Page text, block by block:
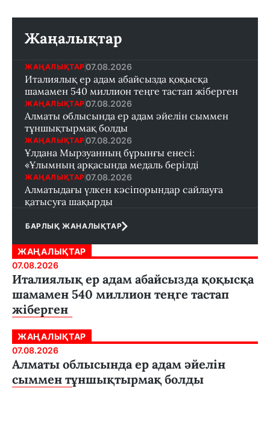
Жаңалықтар
ЖАҢАЛЫҚТАР 07.08.2026
Италиялық ер адам абайсызда қоқысқа
шамамен 540 миллион теңге тастап жіберген
ЖАҢАЛЫҚТАР 07.08.2026
Алматы облысында ер адам әйелін сыммен
тұншықтырмақ болды
ЖАҢАЛЫҚТАР 07.08.2026
Ұлдана Мырзуанның бұрынғы енесі:
«Ұлымның арқасында медаль берілді
ЖАҢАЛЫҚТАР 07.08.2026
Алматыдағы үлкен кәсіпорындар сайлауға
қатысуға шақырды
БАРЛЫҚ ЖАНАЛЫҚТАР
ЖАҢАЛЫҚТАР
07.08.2026
Италиялық ер адам абайсызда қоқысқа
шамамен 540 миллион теңге тастап
жіберген
ЖАҢАЛЫҚТАР
07.08.2026
Алматы облысында ер адам әйелін
сыммен тұншықтырмақ болды